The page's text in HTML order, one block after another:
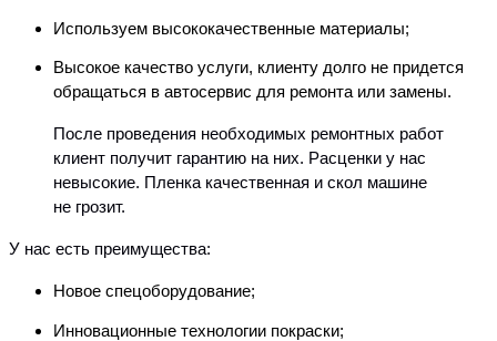
Используем высококачественные материалы;
Высокое качество услуги, клиенту долго не придется
обращаться в автосервис для ремонта или замены.
После проведения необходимых ремонтных работ
клиент получит гарантию на них. Расценки у нас
невысокие. Пленка качественная и скол машине
не грозит.
У нас есть преимущества:
Новое спецоборудование;
Инновационные технологии покраски;